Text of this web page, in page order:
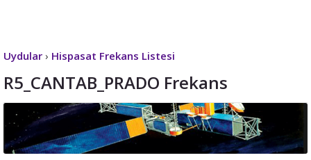
Uydular › Hispasat Frekans Listesi
R5_CANTAB_PRADO Frekans